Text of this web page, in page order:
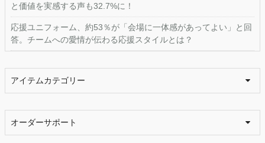
と価値を実感する声も32.7%に！
応援ユニフォーム、約53％が「会場に一体感があってよい」と回
答。チームへの愛情が伝わる応援スタイルとは？
アイテムカテゴリー
オーダーサポート